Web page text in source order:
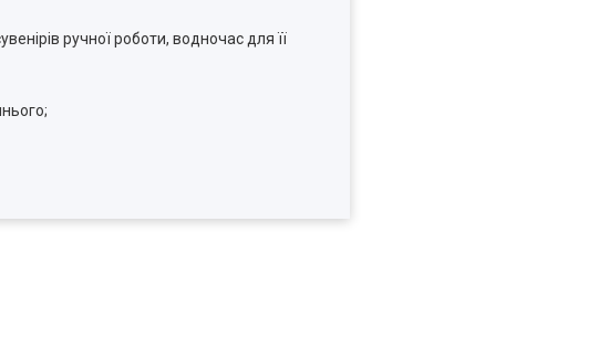
ручної роботи, водночас для її